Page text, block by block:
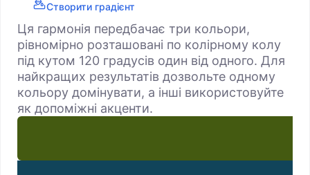
Створити градієнт
Ця гармонія передбачає три кольори,
рівномірно розташовані по колірному колу
під кутом 120 градусів один від одного. Для
найкращих результатів дозвольте одному
кольору домінувати, а інші використовуйте
як допоміжні акценти.